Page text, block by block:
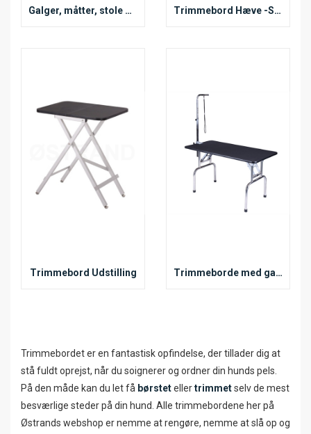
Galger, måtter, stole m.m. Trimmebord Hæve -Sænke (El)
Trimmebord Udstilling Trimmeborde med galge
Trimmebordet er en fantastisk opfindelse, der tillader dig at
stå fuldt oprejst, når du soignerer og ordner din hunds pels.
På den måde kan du let få børstetellertrimmetselv de mest
besværlige steder på din hund. Alle trimmebordene her på
Østrands webshop er nemme at rengøre, nemme at slå op og